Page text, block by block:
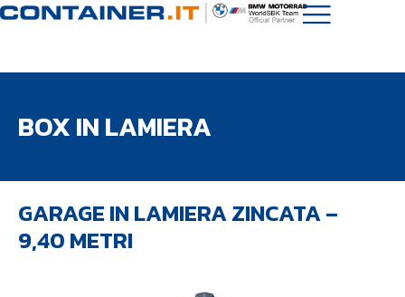
BOX IN LAMIERA
GARAGE IN LAMIERA ZINCATA –
9,40 METRI